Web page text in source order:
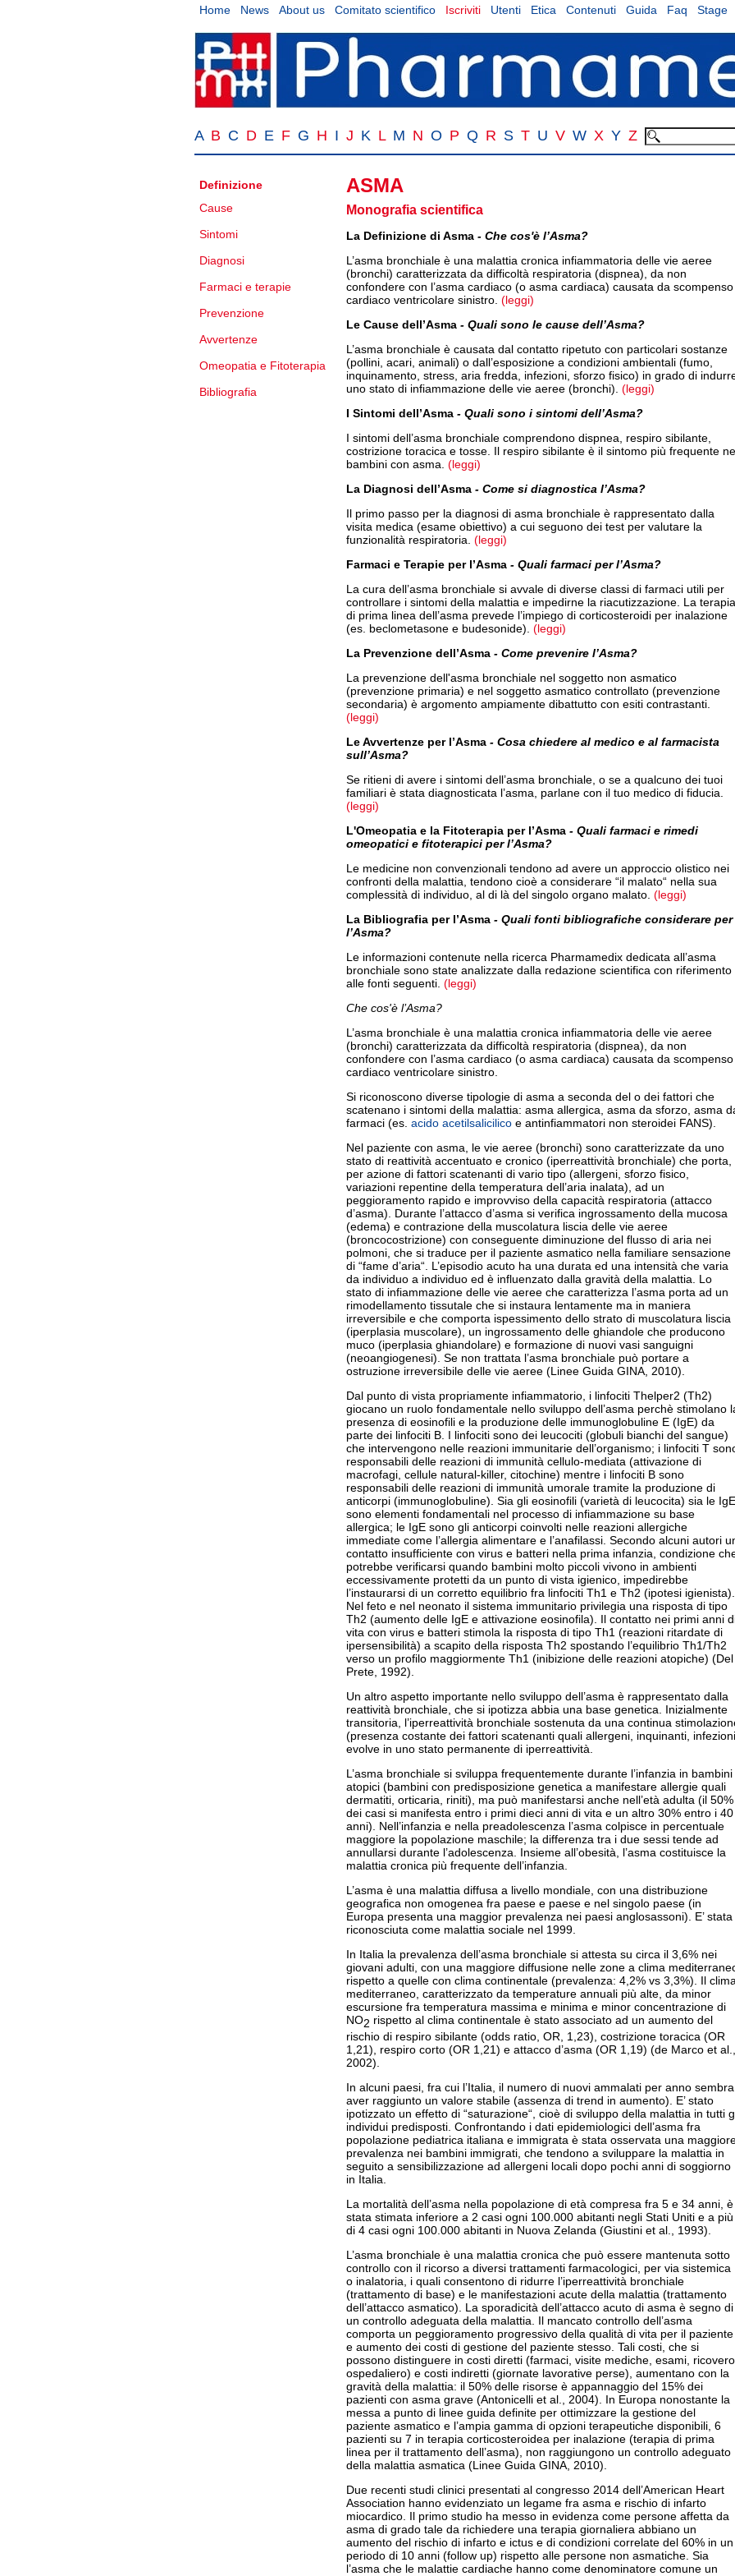
Home News About us Comitato scientifico Iscriviti Utenti Etica Contenuti Guida Faq Stage
A B C D E F G H I J K L M N O P Q R S T U V W X Y Z
Definizione
Cause
Sintomi
Diagnosi
Farmaci e terapie
Prevenzione
Avvertenze
Omeopatia e Fitoterapia
Bibliografia
ASMA
Monografia scientifica
La Definizione di Asma - Che cos'è l’Asma?
L’asma bronchiale è una malattia cronica infiammatoria delle vie aeree
(bronchi) caratterizzata da difficoltà respiratoria (dispnea), da non
confondere con l’asma cardiaco (o asma cardiaca) causata da scompenso
cardiaco ventricolare sinistro. (leggi)
Le Cause dell’Asma - Quali sono le cause dell’Asma?
L’asma bronchiale è causata dal contatto ripetuto con particolari sostanze
(pollini, acari, animali) o dall’esposizione a condizioni ambientali (fumo,
inquinamento, stress, aria fredda, infezioni, sforzo fisico) in grado di
uno stato di infiammazione delle vie aeree (bronchi). (leggi)
I Sintomi dell’Asma - Quali sono i sintomi dell’Asma?
I sintomi dell’asma bronchiale comprendono dispnea, respiro sibilante,
costrizione toracica e tosse. Il respiro sibilante è il sintomo più frequente
bambini con asma. (leggi)
La Diagnosi dell’Asma - Come si diagnostica l’Asma?
Il primo passo per la diagnosi di asma bronchiale è rappresentato dalla
visita medica (esame obiettivo) a cui seguono dei test per valutare la
funzionalità respiratoria. (leggi)
Farmaci e Terapie per l’Asma - Quali farmaci per l’Asma?
La cura dell’asma bronchiale si avvale di diverse classi di farmaci utili per
controllare i sintomi della malattia e impedirne la riacutizzazione. La terapia
di prima linea dell’asma prevede l’impiego di corticosteroidi per inalazione
(es. beclometasone e budesonide). (leggi)
La Prevenzione dell’Asma - Come prevenire l’Asma?
La prevenzione dell'asma bronchiale nel soggetto non asmatico
(prevenzione primaria) e nel soggetto asmatico controllato (prevenzione
secondaria) è argomento ampiamente dibattutto con esiti contrastanti.
(leggi)
Le Avvertenze per l’Asma - Cosa chiedere al medico e al farmacista
sull’Asma?
Se ritieni di avere i sintomi dell’asma bronchiale, o se a qualcuno dei tuoi
familiari è stata diagnosticata l’asma, parlane con il tuo medico di fiducia.
(leggi)
L'Omeopatia e la Fitoterapia per l’Asma - Quali farmaci e rimedi
omeopatici e fitoterapici per l’Asma?
Le medicine non convenzionali tendono ad avere un approccio olistico nei
confronti della malattia, tendono cioè a considerare “il malato“ nella sua
complessità di individuo, al di là del singolo organo malato. (leggi)
La Bibliografia per l’Asma - Quali fonti bibliografiche considerare per
l’Asma?
Le informazioni contenute nella ricerca Pharmamedix dedicata all’asma
bronchiale sono state analizzate dalla redazione scientifica con riferimento
alle fonti seguenti. (leggi)
Che cos'è l’Asma?
L’asma bronchiale è una malattia cronica infiammatoria delle vie aeree
(bronchi) caratterizzata da difficoltà respiratoria (dispnea), da non
confondere con l’asma cardiaco (o asma cardiaca) causata da scompenso
cardiaco ventricolare sinistro.
Si riconoscono diverse tipologie di asma a seconda del o dei fattori che
scatenano i sintomi della malattia: asma allergica, asma da sforzo, asma
farmaci (es. acido acetilsalicilico e antinfiammatori non steroidei FANS).
Nel paziente con asma, le vie aeree (bronchi) sono caratterizzate da uno
stato di reattività accentuato e cronico (iperreattività bronchiale) che porta,
per azione di fattori scatenanti di vario tipo (allergeni, sforzo fisico,
variazioni repentine della temperatura dell’aria inalata), ad un
peggioramento rapido e improvviso della capacità respiratoria (attacco
d’asma). Durante l’attacco d’asma si verifica ingrossamento della mucosa
(edema) e contrazione della muscolatura liscia delle vie aeree
(broncocostrizione) con conseguente diminuzione del flusso di aria nei
polmoni, che si traduce per il paziente asmatico nella familiare sensazione
di “fame d’aria“. L’episodio acuto ha una durata ed una intensità che varia
da individuo a individuo ed è influenzato dalla gravità della malattia. Lo
stato di infiammazione delle vie aeree che caratterizza l’asma porta ad un
rimodellamento tissutale che si instaura lentamente ma in maniera
irreversibile e che comporta ispessimento dello strato di muscolatura liscia
(iperplasia muscolare), un ingrossamento delle ghiandole che producono
muco (iperplasia ghiandolare) e formazione di nuovi vasi sanguigni
(neoangiogenesi). Se non trattata l’asma bronchiale può portare a
ostruzione irreversibile delle vie aeree (Linee Guida GINA, 2010).
Dal punto di vista propriamente infiammatorio, i linfociti Thelper2 (Th2)
giocano un ruolo fondamentale nello sviluppo dell’asma perchè stimolano
presenza di eosinofili e la produzione delle immunoglobuline E (IgE) da
parte dei linfociti B. I linfociti sono dei leucociti (globuli bianchi del sangue)
che intervengono nelle reazioni immunitarie dell’organismo; i linfociti T
responsabili delle reazioni di immunità cellulo-mediata (attivazione di
macrofagi, cellule natural-killer, citochine) mentre i linfociti B sono
responsabili delle reazioni di immunità umorale tramite la produzione di
anticorpi (immunoglobuline). Sia gli eosinofili (varietà di leucocita) sia le IgE
sono elementi fondamentali nel processo di infiammazione su base
allergica; le IgE sono gli anticorpi coinvolti nelle reazioni allergiche
immediate come l’allergia alimentare e l’anafilassi. Secondo alcuni autori
contatto insufficiente con virus e batteri nella prima infanzia, condizione
potrebbe verificarsi quando bambini molto piccoli vivono in ambienti
eccessivamente protetti da un punto di vista igienico, impedirebbe
l’instaurarsi di un corretto equilibrio fra linfociti Th1 e Th2 (ipotesi igienista).
Nel feto e nel neonato il sistema immunitario privilegia una risposta di tipo
Th2 (aumento delle IgE e attivazione eosinofila). Il contatto nei primi anni
vita con virus e batteri stimola la risposta di tipo Th1 (reazioni ritardate di
ipersensibilità) a scapito della risposta Th2 spostando l’equilibrio Th1/Th2
verso un profilo maggiormente Th1 (inibizione delle reazioni atopiche) (Del
Prete, 1992).
Un altro aspetto importante nello sviluppo dell’asma è rappresentato dalla
reattività bronchiale, che si ipotizza abbia una base genetica. Inizialmente
transitoria, l’iperreattività bronchiale sostenuta da una continua
(presenza costante dei fattori scatenanti quali allergeni, inquinanti,
evolve in uno stato permanente di iperreattività.
L’asma bronchiale si sviluppa frequentemente durante l’infanzia in bambini
atopici (bambini con predisposizione genetica a manifestare allergie quali
dermatiti, orticaria, riniti), ma può manifestarsi anche nell’età adulta (il 50%
dei casi si manifesta entro i primi dieci anni di vita e un altro 30% entro i 40
anni). Nell’infanzia e nella preadolescenza l’asma colpisce in percentuale
maggiore la popolazione maschile; la differenza tra i due sessi tende ad
annullarsi durante l’adolescenza. Insieme all’obesità, l’asma costituisce la
malattia cronica più frequente dell’infanzia.
L’asma è una malattia diffusa a livello mondiale, con una distribuzione
geografica non omogenea fra paese e paese e nel singolo paese (in
Europa presenta una maggior prevalenza nei paesi anglosassoni). E’ stata
riconosciuta come malattia sociale nel 1999.
In Italia la prevalenza dell’asma bronchiale si attesta su circa il 3,6% nei
giovani adulti, con una maggiore diffusione nelle zone a clima
rispetto a quelle con clima continentale (prevalenza: 4,2% vs 3,3%). Il clima
mediterraneo, caratterizzato da temperature annuali più alte, da minor
escursione fra temperatura massima e minima e minor concentrazione di
NO2 rispetto al clima continentale è stato associato ad un aumento del
rischio di respiro sibilante (odds ratio, OR, 1,23), costrizione toracica (OR
1,21), respiro corto (OR 1,21) e attacco d’asma (OR 1,19) (de Marco et al.,
2002).
In alcuni paesi, fra cui l’Italia, il numero di nuovi ammalati per anno sembra
aver raggiunto un valore stabile (assenza di trend in aumento). E’ stato
ipotizzato un effetto di “saturazione“, cioè di sviluppo della malattia in tutti
individui predisposti. Confrontando i dati epidemiologici dell’asma fra
popolazione pediatrica italiana e immigrata è stata osservata una
prevalenza nei bambini immigrati, che tendono a sviluppare la malattia in
seguito a sensibilizzazione ad allergeni locali dopo pochi anni di soggiorno
in Italia.
La mortalità dell’asma nella popolazione di età compresa fra 5 e 34 anni, è
stata stimata inferiore a 2 casi ogni 100.000 abitanti negli Stati Uniti e a più
di 4 casi ogni 100.000 abitanti in Nuova Zelanda (Giustini et al., 1993).
L’asma bronchiale è una malattia cronica che può essere mantenuta sotto
controllo con il ricorso a diversi trattamenti farmacologici, per via sistemica
o inalatoria, i quali consentono di ridurre l’iperreattività bronchiale
(trattamento di base) e le manifestazioni acute della malattia (trattamento
dell’attacco asmatico). La sporadicità dell’attacco acuto di asma è segno di
un controllo adeguata della malattia. Il mancato controllo dell’asma
comporta un peggioramento progressivo della qualità di vita per il paziente
e aumento dei costi di gestione del paziente stesso. Tali costi, che si
possono distinguere in costi diretti (farmaci, visite mediche, esami, ricovero
ospedaliero) e costi indiretti (giornate lavorative perse), aumentano con la
gravità della malattia: il 50% delle risorse è appannaggio del 15% dei
pazienti con asma grave (Antonicelli et al., 2004). In Europa nonostante la
messa a punto di linee guida definite per ottimizzare la gestione del
paziente asmatico e l’ampia gamma di opzioni terapeutiche disponibili, 6
pazienti su 7 in terapia corticosteroidea per inalazione (terapia di prima
linea per il trattamento dell’asma), non raggiungono un controllo adeguato
della malattia asmatica (Linee Guida GINA, 2010).
Due recenti studi clinici presentati al congresso 2014 dell’American Heart
Association hanno evidenziato un legame fra asma e rischio di infarto
miocardico. Il primo studio ha messo in evidenza come persone affetta da
asma di grado tale da richiedere una terapia giornaliera abbiano un
aumento del rischio di infarto e ictus e di condizioni correlate del 60% in un
periodo di 10 anni (follow up) rispetto alle persone non asmatiche. Sia
l’asma che le malattie cardiache hanno come denominatore comune un